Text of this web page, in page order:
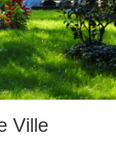
Ville